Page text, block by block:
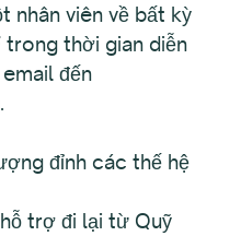
nhân viên về bất kỳ
trong thời gian diễn
đến
đỉnh các thế hệ
trợ đi lại từ Quỹ